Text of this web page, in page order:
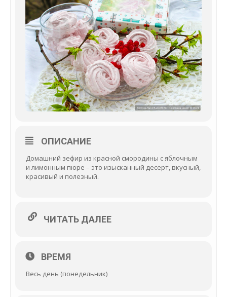
ОПИСАНИЕ
Домашний зефир из красной смородины с яблочным
и лимонным пюре – это изысканный десерт, вкусный,
красивый и полезный.
ЧИТАТЬ ДАЛЕЕ
ВРЕМЯ
Весь день (понедельник)